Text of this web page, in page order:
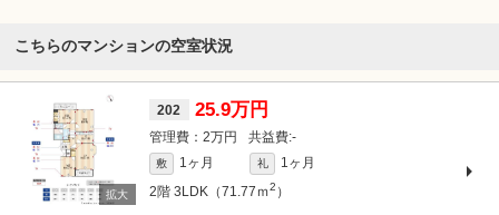
こちらのマンションの空室状況
202 25.9万円
2万円 -
敷 1ヶ月 礼
1ヶ月
2階 3LDK（71.77ｍ2 ）